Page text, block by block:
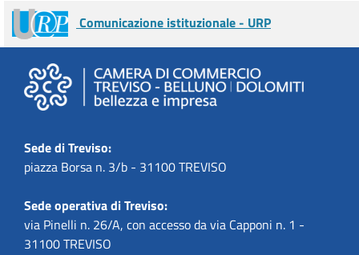
Comunicazione istituzionale - URP
Sede di Treviso:
piazza Borsa n. 3/b - 31100 TREVISO
Sede operativa di Treviso:
via Pinelli n. 26/A, con accesso da via Capponi n. 1 -
31100 TREVISO